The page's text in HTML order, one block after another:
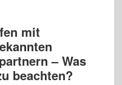
mit
– Was
beachten?